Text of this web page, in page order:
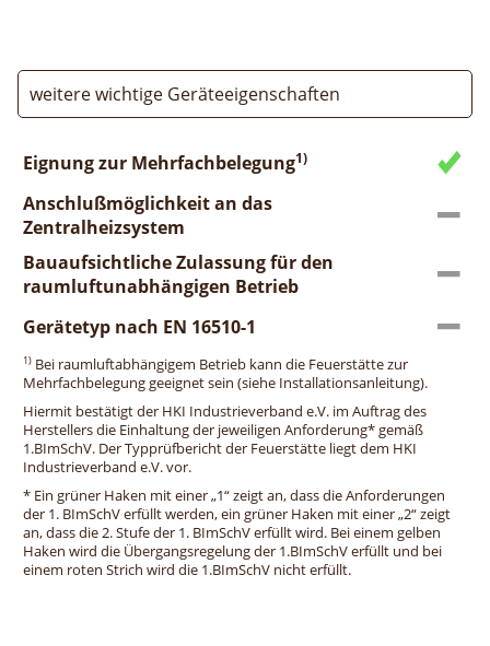
weitere wichtige Geräteeigenschaften
Eignung zur Mehrfachbelegung1)
Anschlußmöglichkeit an das
Zentralheizsystem
Bauaufsichtliche Zulassung für den
raumluftunabhängigen Betrieb
Gerätetyp nach EN 16510-1
1) Bei raumluftabhängigem Betrieb kann die Feuerstätte zur
Mehrfachbelegung geeignet sein (siehe Installationsanleitung).
Hiermit bestätigt der HKI Industrieverband e.V. im Auftrag des
Herstellers die Einhaltung der jeweiligen Anforderung* gemäß
1.BImSchV. Der Typprüfbericht der Feuerstätte liegt dem HKI
Industrieverband e.V. vor.
* Ein grüner Haken mit einer „1“ zeigt an, dass die Anforderungen
der 1. BImSchV erfüllt werden, ein grüner Haken mit einer „2“ zeigt
an, dass die 2. Stufe der 1. BImSchV erfüllt wird. Bei einem gelben
Haken wird die Übergangsregelung der 1.BImSchV erfüllt und bei
einem roten Strich wird die 1.BImSchV nicht erfüllt.